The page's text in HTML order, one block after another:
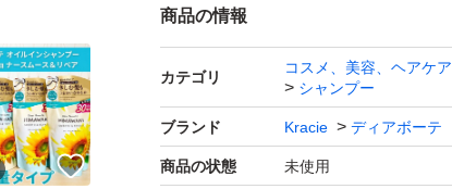
商品の情報
カテゴリ
コスメ、美容、ヘアケア
シャンプー
ブランド Kracie ディアボーテ
商品の状態 未使用
いいね！